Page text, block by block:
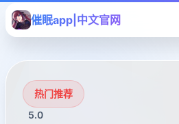
催眠app|中文官网
热门推荐
5.0